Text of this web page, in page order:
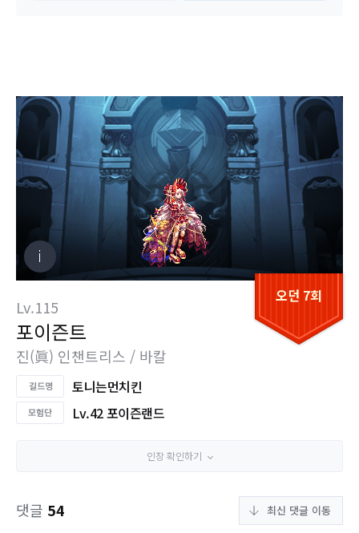
오던 7회
Lv.115
포이즌트
진(眞) 인챈트리스 / 바칼
토니는먼치킨
Lv.42 포이즌랜드
인장 확인하기
댓글 54 최신 댓글 이동